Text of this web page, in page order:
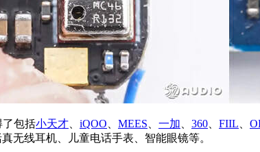
了包括小天才 iQOO MEES 一加 360 FIIL
无线耳机、儿童电话手表、智能眼镜等。